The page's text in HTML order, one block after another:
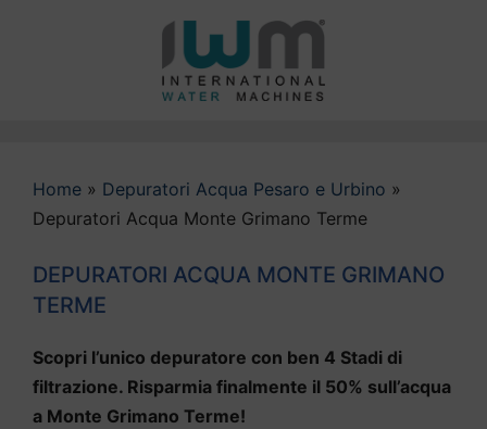
Home » Depuratori Acqua Pesaro e Urbino »
Depuratori Acqua Monte Grimano Terme
DEPURATORI ACQUA MONTE GRIMANO
TERME
Scopri l’unico depuratore con ben 4 Stadi di
filtrazione. Risparmia finalmente il 50% sull’acqua
a Monte Grimano Terme!